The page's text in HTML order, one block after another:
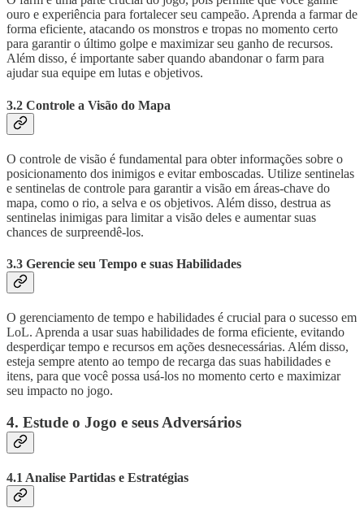
ouro e experiência para fortalecer seu campeão. Aprenda a farmar de
forma eficiente, atacando os monstros e tropas no momento certo
para garantir o último golpe e maximizar seu ganho de recursos.
Além disso, é importante saber quando abandonar o farm para
ajudar sua equipe em lutas e objetivos.
3.2 Controle a Visão do Mapa
O controle de visão é fundamental para obter informações sobre o
posicionamento dos inimigos e evitar emboscadas. Utilize sentinelas
e sentinelas de controle para garantir a visão em áreas-chave do
mapa, como o rio, a selva e os objetivos. Além disso, destrua as
sentinelas inimigas para limitar a visão deles e aumentar suas
chances de surpreendê-los.
3.3 Gerencie seu Tempo e suas Habilidades
O gerenciamento de tempo e habilidades é crucial para o sucesso em
LoL. Aprenda a usar suas habilidades de forma eficiente, evitando
desperdiçar tempo e recursos em ações desnecessárias. Além disso,
esteja sempre atento ao tempo de recarga das suas habilidades e
itens, para que você possa usá-los no momento certo e maximizar
seu impacto no jogo.
4. Estude o Jogo e seus Adversários
4.1 Analise Partidas e Estratégias